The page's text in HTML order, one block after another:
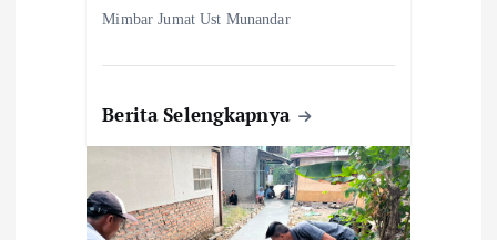
Mimbar Jumat Ust Munandar
Berita Selengkapnya